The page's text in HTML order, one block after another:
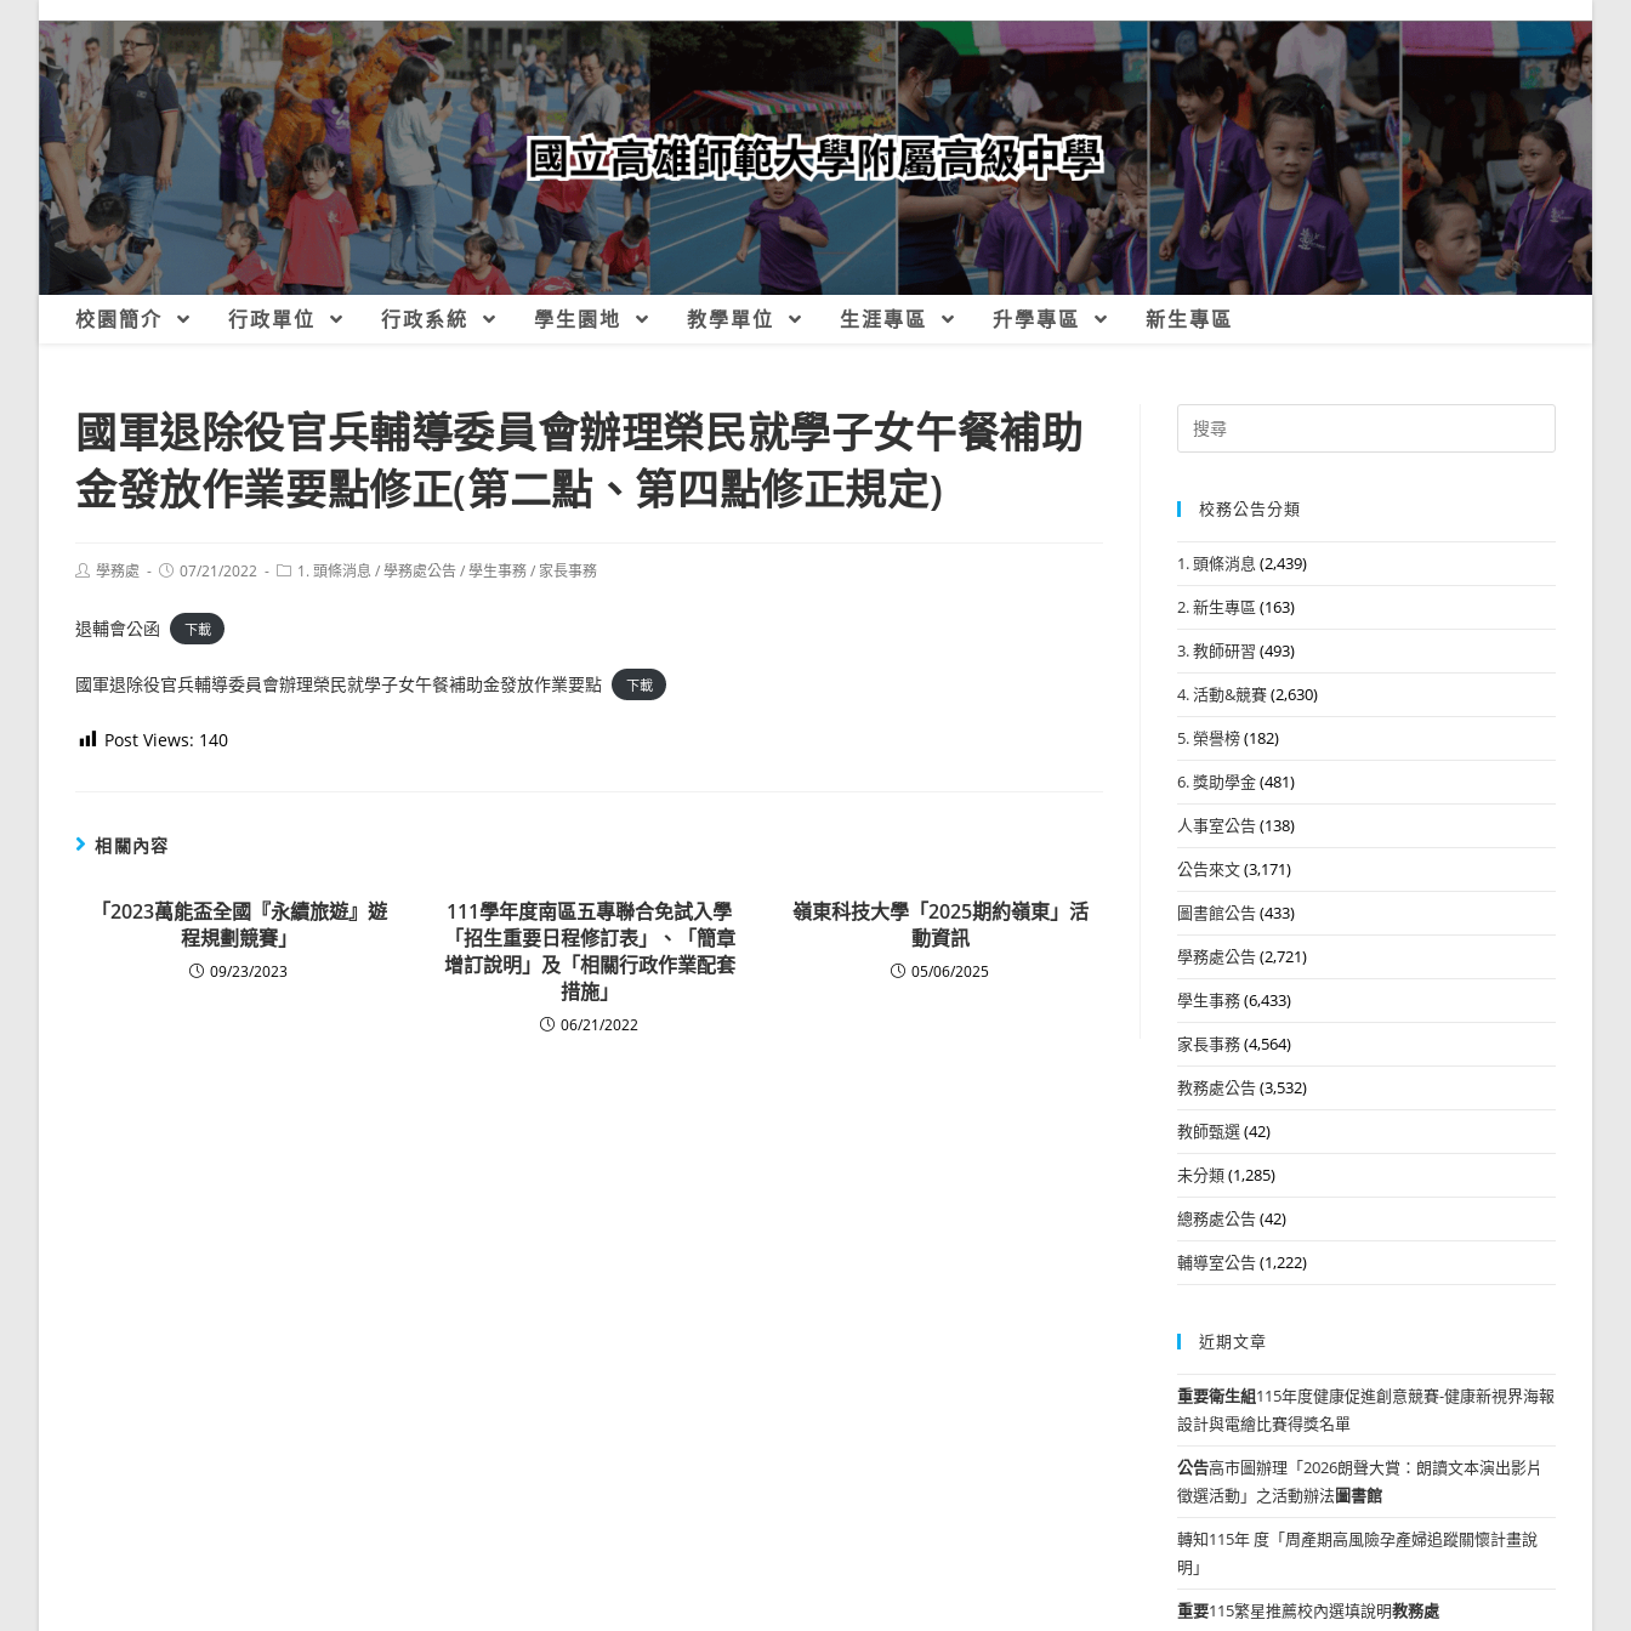
校園簡介 行政單位 行政系統 學生園地 教學單位 生涯專區 升學專區 新生專區
國軍退除役官兵輔導委員會辦理榮民就學子女午餐補助
金發放作業要點修正(第二點、第四點修正規定)
Post學務處
Post07/21/2022
Post1. 頭條消息 /學務處公告/學生事務/ 家長事務
退輔會公函 下載
國軍退除役官兵輔導委員會辦理榮民就學子女午餐補助金發放作業要點 下載
Post Views: 140
相關內容
「2023萬能盃全國『永續旅遊』遊
程規劃競賽」
09/23/2023
111學年度南區五專聯合免試入學
「招生重要日程修訂表」、「簡章
增訂說明」及「相關行政作業配套
措施」
06/21/2022
嶺東科技大學「2025期約嶺東」活
動資訊
05/06/2025
Search
for:
校務公告分類
1. 頭條消息 (2,439)
2. 新生專區 (163)
3. 教師研習 (493)
4. 活動&競賽(2,630)
5. 榮譽榜(182)
6. 獎助學金(481)
人事室公告(138)
公告來文(3,171)
圖書館公告(433)
學務處公告(2,721)
學生事務(6,433)
家長事務(4,564)
教務處公告(3,532)
教師甄選(42)
未分類(1,285)
總務處公告(42)
輔導室公告(1,222)
近期文章
重要衛生組115年度健康促進創意競賽-健康新視界海報
設計與電繪比賽得獎名單
公告高市圖辦理「2026朗聲大賞：朗讀文本演出影片
徵選活動」之活動辦法圖書館
轉知115年 度「周產期高風險孕產婦追蹤關懷計畫說
明」
重要115繁星推薦校內選填說明教務處